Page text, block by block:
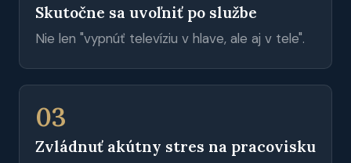
Skutočne sa uvoľniť po službe
Nie len "vypnúť televíziu v hlave, ale aj v tele".
03
Zvládnuť akútny stres na pracovisku